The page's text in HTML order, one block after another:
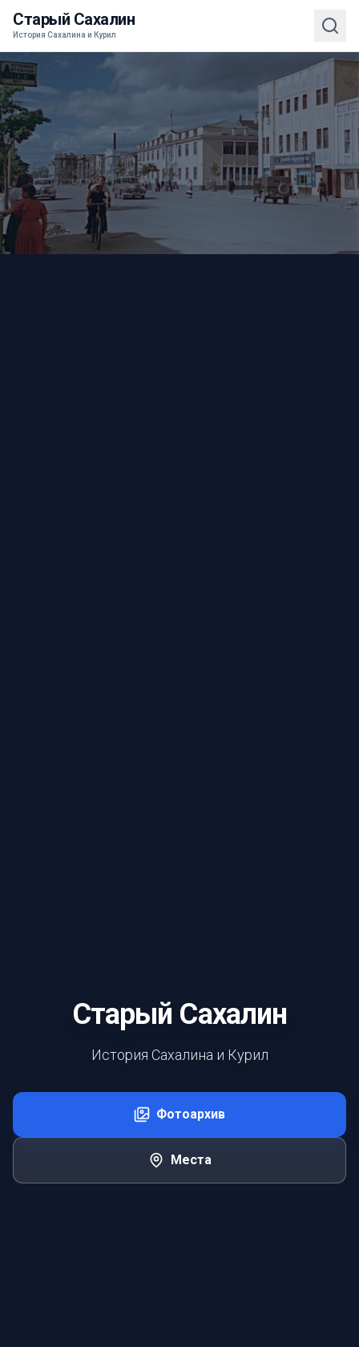
Старый Сахалин
История Сахалина и Курил
Старый Сахалин
История Сахалина и Курил
Фотоархив
Места